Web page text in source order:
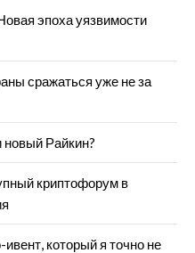
эпоха уязвимости
сражаться уже не за
Райкин?
криптофорум в
который я точно не